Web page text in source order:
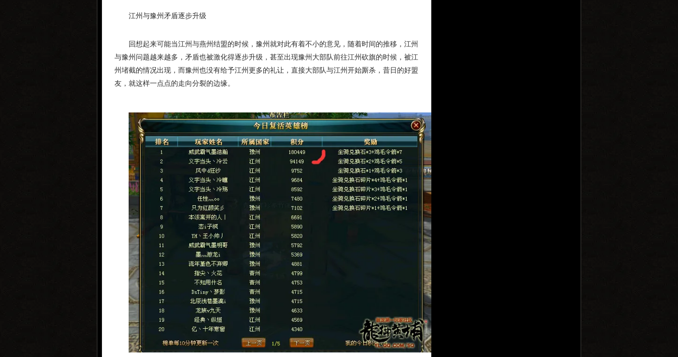
江州与豫州矛盾逐步升级
回想起来可能当江州与燕州结盟的时候，豫州就对此有着不小的意见，随着时间的推移，江州
与豫州问题越来越多，矛盾也被激化得逐步升级，甚至出现豫州大部队前往江州砍旗的时候，被江
州堵截的情况出现，而豫州也没有给予江州更多的礼让，直接大部队与江州开始厮杀，昔日的好盟
友，就这样一点点的走向分裂的边缘。